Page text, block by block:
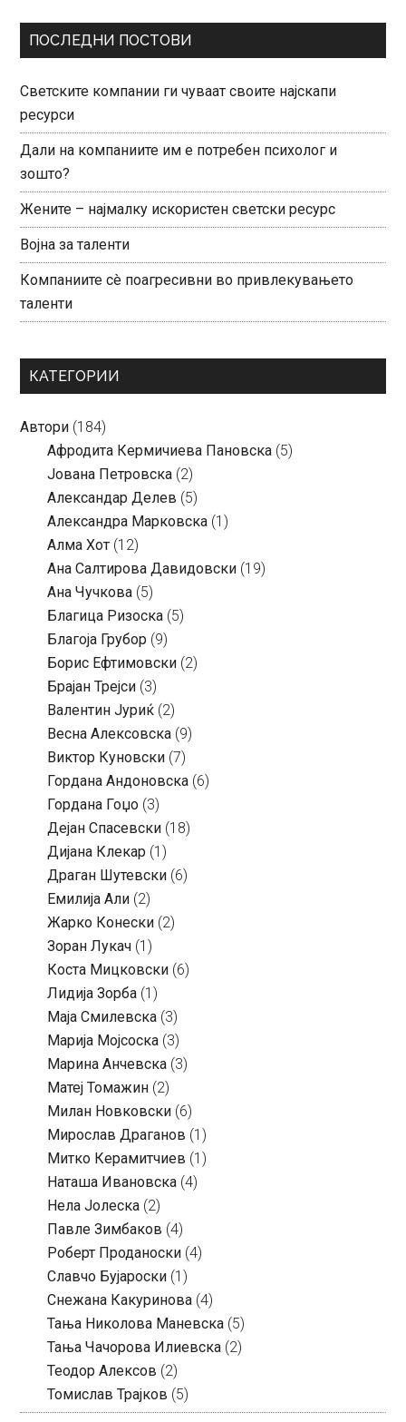
ПОСЛЕДНИ ПОСТОВИ
Светските компании ги чуваат своите најскапи
ресурси
Дали на компаниите им е потребен психолог и
зошто?
Жените – најмалку искористен светски ресурс
Војна за таленти
Компаниите сè поагресивни во привлекувањето
таленти
КАТЕГОРИИ
Автори (184)
Aфродита Кермичиева Пановска (5)
Јована Петровска (2)
Александар Делев (5)
Александра Марковска (1)
Алма Хот (12)
Ана Салтирова Давидовски (19)
Ана Чучкова (5)
Благица Ризоска (5)
Благоја Грубор (9)
Борис Ефтимовски (2)
Брајан Трејси (3)
Валентин Јуриќ (2)
Весна Алексовска (9)
Виктор Куновски (7)
Гордана Андоновска (6)
Гордана Гоџо (3)
Дејан Спасевски (18)
Дијана Клекар (1)
Драган Шутевски (6)
Емилија Али (2)
Жарко Конески (2)
Зоран Лукач (1)
Коста Мицковски (6)
Лидија Зорба (1)
Маја Смилевска (3)
Марија Мојсоска (3)
Марина Анчевска (3)
Матеј Томажин (2)
Милан Новковски (6)
Мирослав Драганов (1)
Митко Керамитчиев (1)
Наташа Ивановска (4)
Нела Јолеска (2)
Павле Зимбаков (4)
Роберт Проданоски (4)
Славчо Бујароски (1)
Снежана Какуринова (4)
Тања Николова Маневска (5)
Тања Чачорова Илиевска (2)
Теодор Алексов (2)
Томислав Трајков (5)